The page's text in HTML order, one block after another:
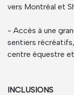
vers Montréal et
- Accès à une
sentiers
centre équestre
INCLUSIONS